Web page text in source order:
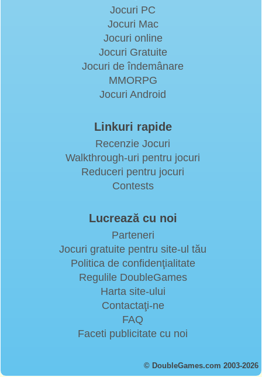
Jocuri PC
Jocuri Mac
Jocuri online
Jocuri Gratuite
Jocuri de îndemânare
MMORPG
Jocuri Android
Linkuri rapide
Recenzie Jocuri
Walkthrough-uri pentru jocuri
Reduceri pentru jocuri
Contests
Lucrează cu noi
Parteneri
Jocuri gratuite pentru site-ul tău
Politica de confidenţialitate
Regulile DoubleGames
Harta site-ului
Contactaţi-ne
FAQ
Faceti publicitate cu noi
© DoubleGames.com 2003-2026